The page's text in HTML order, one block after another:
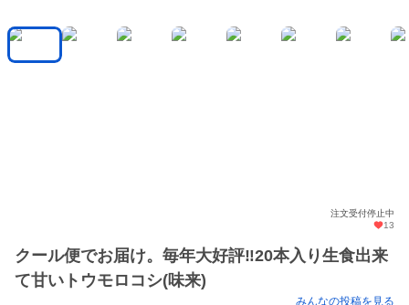
注文受付停止中
13
クール便でお届け。毎年大好評‼20本入り生食出来
て甘いトウモロコシ(味来)
みんなの投稿を見る